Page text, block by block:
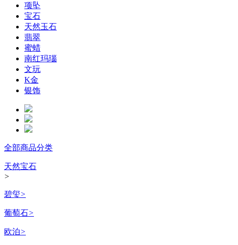
项坠
宝石
天然玉石
翡翠
蜜蜡
南红玛瑙
文玩
K金
银饰
全部商品分类
天然宝石
>
碧玺>
葡萄石>
欧泊>